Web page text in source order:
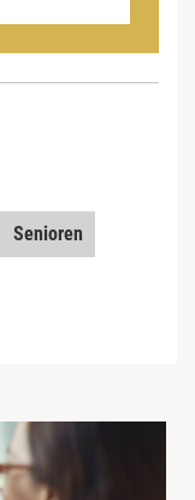
Senioren